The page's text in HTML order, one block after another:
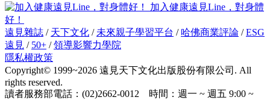
加入健康遠見Line，對身體
好！
遠見雜誌 / 天下文化 / 未來親子學習平台 / 哈佛商業評論 /ESG
遠見 / 50+ /領導影響力學院
隱私權政策
Copyright© 1999~2026 遠見天下文化出版股份有限公司. All
rights reserved.
讀者服務部電話：(02)2662-0012 時間：週一 ~ 週五 9:00 ~